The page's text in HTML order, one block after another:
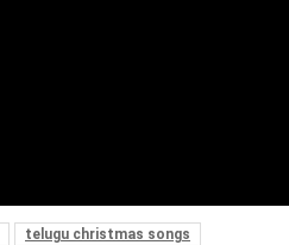
telugu christmas songs